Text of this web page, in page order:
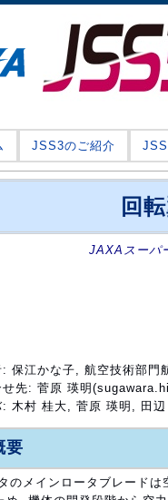
JSS3のご紹介
回
JAXAスーパ
: 保江かな子, 航空技術部門
せ先: 菅原 瑛明
: 木村 桂大, 菅原 瑛明, 田辺
要
のメインロータブレード